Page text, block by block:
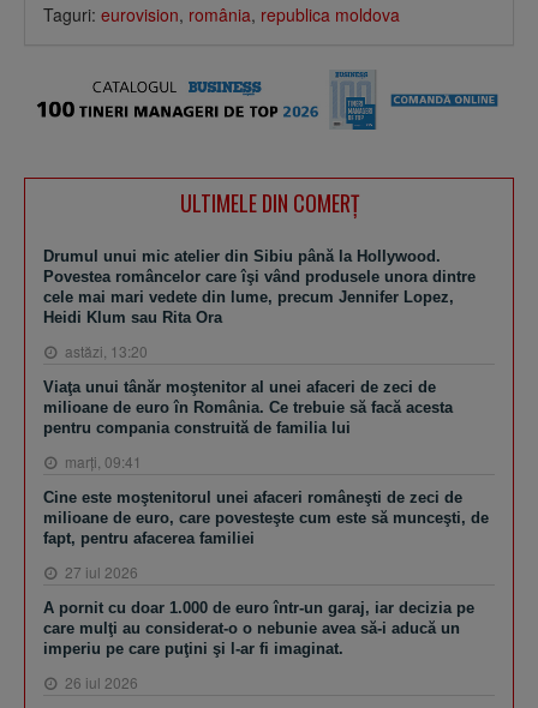
Taguri: eurovision, românia, republica moldova
ULTIMELE DIN COMERȚ
Drumul unui mic atelier din Sibiu până la Hollywood.
Povestea româncelor care îşi vând produsele unora dintre
cele mai mari vedete din lume, precum Jennifer Lopez,
Heidi Klum sau Rita Ora
astăzi, 13:20
Viaţa unui tânăr moştenitor al unei afaceri de zeci de
milioane de euro în România. Ce trebuie să facă acesta
pentru compania construită de familia lui
marţi, 09:41
Cine este moştenitorul unei afaceri româneşti de zeci de
milioane de euro, care povesteşte cum este să munceşti, de
fapt, pentru afacerea familiei
27 iul 2026
A pornit cu doar 1.000 de euro într-un garaj, iar decizia pe
care mulţi au considerat-o o nebunie avea să-i aducă un
imperiu pe care puţini şi l-ar fi imaginat.
26 iul 2026